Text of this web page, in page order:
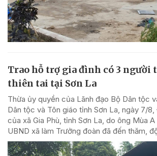
Trao hỗ trợ gia đình có 3 người
thiên tai tại Sơn La
Thừa ủy quyền của Lãnh đạo Bộ Dân tộc
Dân tộc và Tôn giáo tỉnh Sơn La, ngày 7/
của xã Gia Phù, tỉnh Sơn La, do ông Mùa
UBND xã làm Trưởng đoàn đã đến thăm,